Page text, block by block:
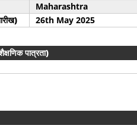
Maharashtra
26th May 2025
पात्रता)